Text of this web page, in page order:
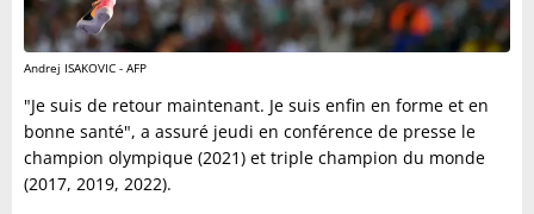
Andrej ISAKOVIC - AFP
"Je suis de retour maintenant. Je suis enfin en forme et en
bonne santé", a assuré jeudi en conférence de presse le
champion olympique (2021) et triple champion du monde
(2017, 2019, 2022).